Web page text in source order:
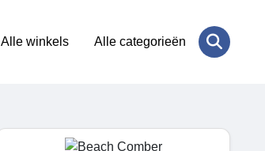
Alle winkels Alle categorieën